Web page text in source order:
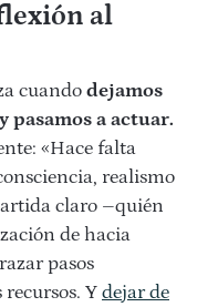
al
cuandodejamos
y pasamos a actuar.
«Hace falta
realismo
claro –quién
de hacia
pasos
Y dejar de